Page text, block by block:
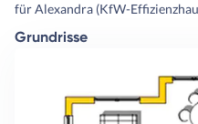
für Alexandra (KfW-
Grundrisse